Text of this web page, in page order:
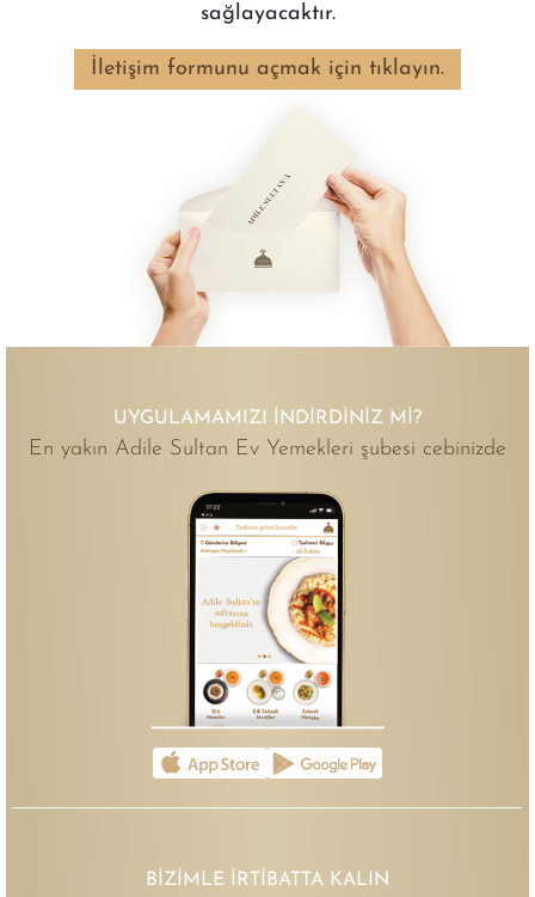
sağlayacaktır.
İletişim formunu açmak için tıklayın.
UYGULAMAMIZI İNDIRDINIZ MI?
En yakın Adile Sultan Ev Yemekleri şubesi cebinizde
BİZİMLE İRTİBATTA KALIN